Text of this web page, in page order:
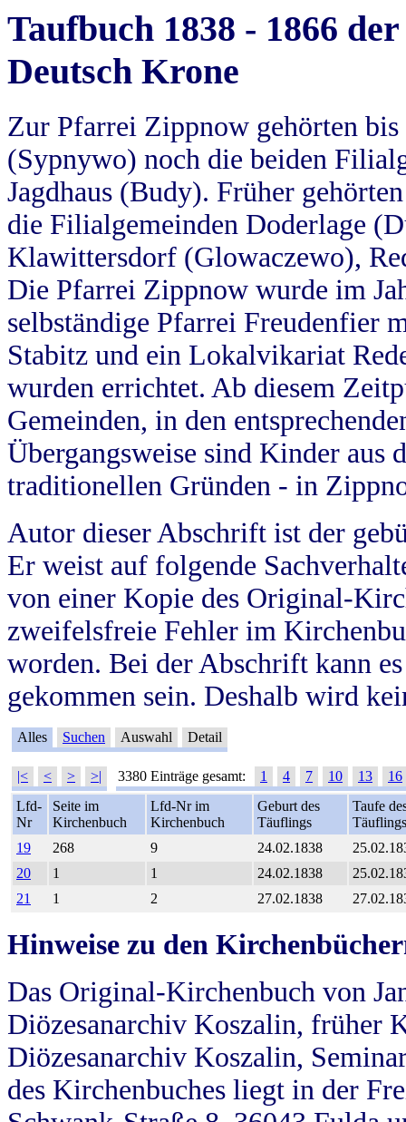
Taufbuch 1838 - 1866
Deutsch Krone
Zur Pfarrei Zippnow gehörten
(Sypnywo) noch die beiden
Jagdhaus (Budy). Früher
die Filialgemeinden Doderlage
Klawittersdorf (Glowaczewo),
Die Pfarrei Zippnow wurde im
selbständige Pfarrei Freudenfier
Stabitz und ein Lokalvikariat
wurden errichtet. Ab diesem
Gemeinden, in den
Übergangsweise sind Kinder aus
traditionellen Gründen - in
Autor dieser Abschrift ist der
Er weist auf folgende
von einer Kopie des Original-
zweifelsfreie Fehler im
worden. Bei der Abschrift kann
gekommen sein. Deshalb wird
Alles Suchen Auswahl Detail
|< < > >| 3380 Einträge gesamt: 1 4 7 10 13
16
Lfd-
Nr
Seite im
Kirchenbuch
Lfd-Nr im
Kirchenbuch
Geburt des
Täuflings
Taufe
Täuflings
19
268 9 24.02.1838
20
1 1 24.02.1838
21
1 2 27.02.1838
Hinweise zu den
Das Original-Kirchenbuch von
Diözesanarchiv Koszalin, früher
Diözesanarchiv Koszalin,
des Kirchenbuches liegt in der